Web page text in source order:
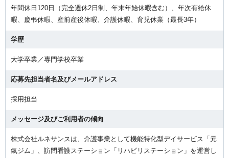
年間休日120日（完全週休2日制、年末年始休暇含む）、年次有給休
暇、慶弔休暇、産前産後休暇、介護休暇、育児休業（最長3年）
学歴
大学卒業／専門学校卒業
応募先担当者名及びメールアドレス
採用担当
メッセージ及びご利用者の傾向
株式会社ルネサンスは、介護事業として機能特化型デイサービス「元
氣ジム」、訪問看護ステーション「リハビリステーション」を運営し